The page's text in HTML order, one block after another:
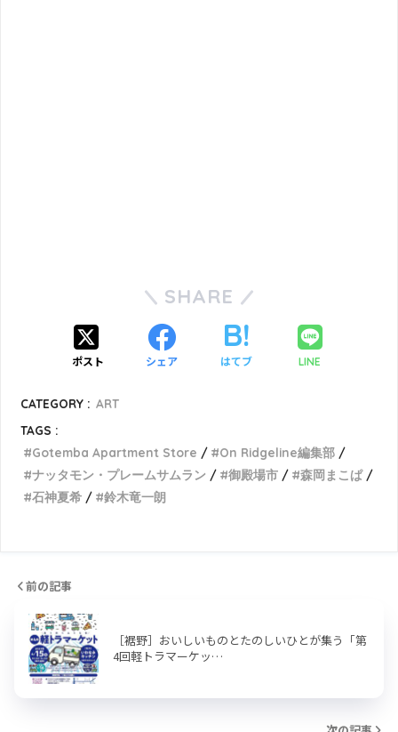
SHARE
ポスト シェア はてブ LINE
CATEGORY : ART
TAGS :
Gotemba Apartment Store
On Ridgeline編集部
ナッタモン・プレームサムラン
御殿場市
森岡まこぱ
石神夏希
鈴木竜一朗
前の記事
［裾野］おいしいものとたのしいひとが集う「第
4回軽トラマーケッ…